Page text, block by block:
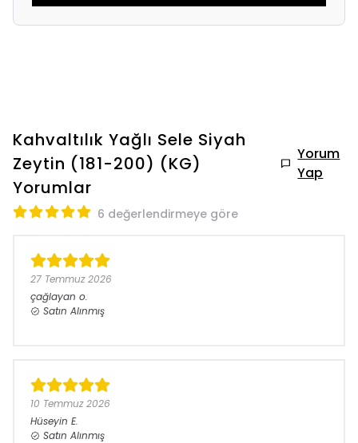
Kahvaltılık Yağlı Sele Siyah
Zeytin (181-200) (KG)
Yorumlar
Yorum
Yap
6 değerlendirmeye göre
27 Temmuz 2026
çağlayan o.
Satın Alınmış
10 Temmuz 2026
Hüseyin E.
Satın Alınmış